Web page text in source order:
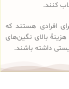
کنند.
افرادی هستند که
هزینهٔ بالای نگین‌های
داشته باشند.